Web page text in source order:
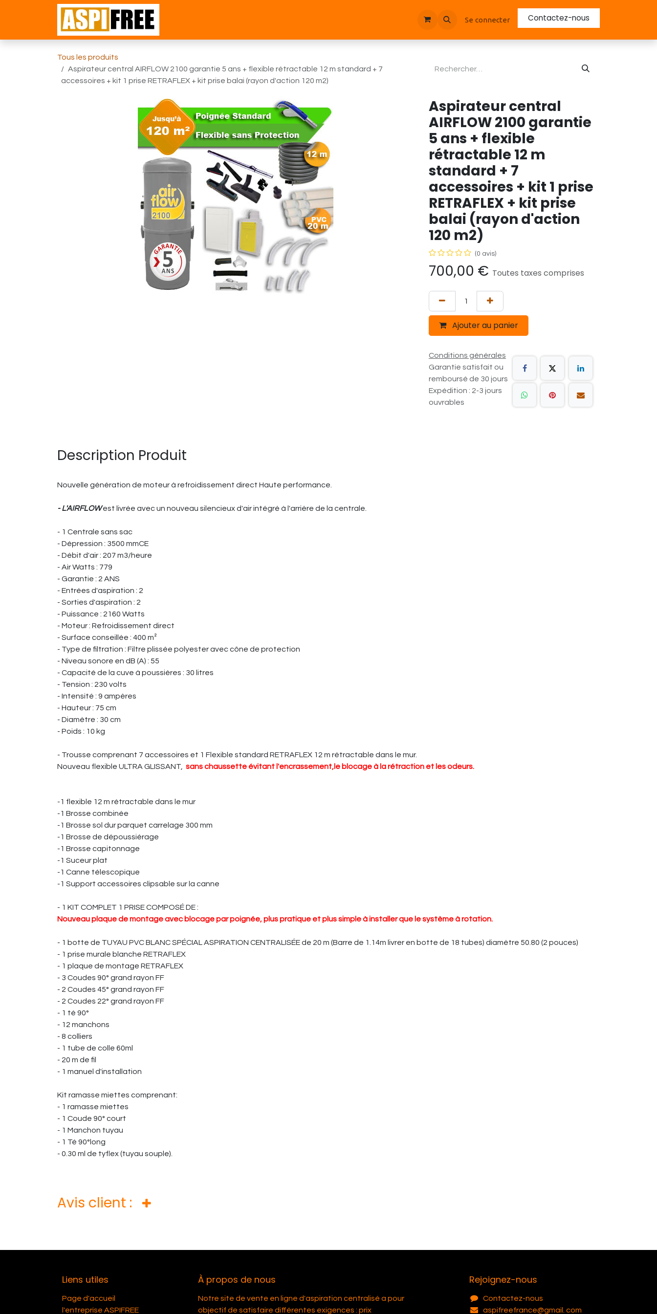
Se rendre au contenu
Se connecter Contactez-nous
Tous les produits
Aspirateur central AIRFLOW 2100 garantie 5 ans + flexible rétractable 12 m standard + 7
accessoires + kit 1 prise RETRAFLEX + kit prise balai (rayon d'action 120 m2)
Aspirateur central
AIRFLOW 2100 garantie
5 ans + flexible
rétractable 12 m
standard + 7
accessoires + kit 1 prise
RETRAFLEX + kit prise
balai (rayon d'action
120 m2)
(0 avis)
700,00 € Toutes taxes comprises
Ajouter au panier
Conditions générales
Garantie satisfait ou
remboursé de 30 jours
Expédition : 2-3 jours
ouvrables
Description Produit
Nouvelle génération de moteur à refroidissement direct Haute performance.
- L'AIRFLOWest livrée avec un nouveau silencieux d'air intégré à l'arrière de la centrale.
- 1 Centrale sans sac
- Dépression : 3500 mmCE
- Débit d'air : 207 m3/heure
- Air Watts : 779
- Garantie : 2 ANS
- Entrées d'aspiration : 2
- Sorties d'aspiration : 2
- Puissance : 2160 Watts
- Moteur : Refroidissement direct
- Surface conseillée : 400 m²
- Type de filtration : Filtre plissée polyester avec cône de protection
- Niveau sonore en dB (A) : 55
- Capacité de la cuve à poussières : 30 litres
- Tension : 230 volts
- Intensité : 9 ampères
- Hauteur : 75 cm
- Diamètre : 30 cm
- Poids : 10 kg
- Trousse comprenant 7 accessoires et 1 Flexible standard RETRAFLEX 12 m rétractable dans le mur.
Nouveau flexible ULTRA GLISSANT, sans chaussette évitant l'encrassement,le blocage à la rétraction et les odeurs.
-1 flexible 12 m rétractable dans le mur
-1 Brosse combinée
-1 Brosse sol dur parquet carrelage 300 mm
-1 Brosse de dépoussiérage
-1 Brosse capitonnage
-1 Suceur plat
-1 Canne télescopique
-1 Support accessoires clipsable sur la canne
- 1 KIT COMPLET 1 PRISE COMPOSÉ DE :
Nouveau plaque de montage avec blocage par poignée, plus pratique et plus simple à installer que le système à rotation.
- 1 botte de TUYAU PVC BLANC SPÉCIAL ASPIRATION CENTRALISÉE de 20 m (Barre de 1.14m livrer en botte de 18 tubes) diamètre 50.80 (2 pouces)
- 1 prise murale blanche RETRAFLEX
- 1 plaque de montage RETRAFLEX
- 3 Coudes 90° grand rayon FF
- 2 Coudes 45° grand rayon FF
- 2 Coudes 22° grand rayon FF
- 1 té 90°
- 12 manchons
- 8 colliers
- 1 tube de colle 60ml
- 20 m de fil
- 1 manuel d'installation
Kit ramasse miettes comprenant:
- 1 ramasse miettes
- 1 Coude 90° court
- 1 Manchon tuyau
- 1 Té 90°long
- 0.30 ml de tyflex (tuyau souple).
Avis client :
Liens utiles
Page d'accueil
l'entreprise ASPIFREE
Rejoignez-nous
Contactez-nous
aspifreefrance@gmail. com
À propos de nous
Notre site de vente en ligne d'aspiration centralisé a pour
objectif de satisfaire différentes exigences : prix